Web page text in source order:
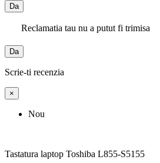
Da
Reclamatia tau nu a putut fi trimisa
Da
Scrie-ti recenzia
×
Nou
Tastatura laptop Toshiba L855-S5155